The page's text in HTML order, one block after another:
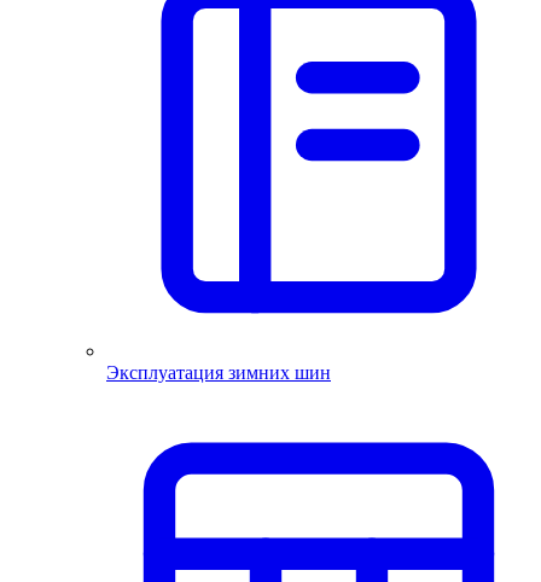
Эксплуатация зимних шин